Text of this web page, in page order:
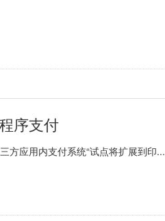
序支付
方应用内支付系统“试点将扩展到印...